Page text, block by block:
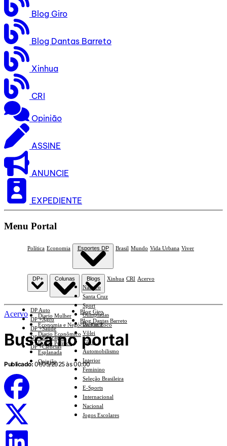
Blog Giro
Blog Dantas Barreto
Xinhua
CRI
Opinião
ASSINE
ANUNCIE
EXPEDIENTE
Menu Portal
Política Economia Esportes DP
Náutico
Santa Cruz
Sport
Olimpíadas
Basquete
Vôlei
Tênis
Automobilismo
Interior
Feminino
Seleção Brasileira
E-Sports
Internacional
Nacional
Jogos Escolares
Brasil Mundo Vida Urbana Viver
DP+
DP Auto
DP +Agro
DP +Saúde
DP +Educação
DP +Ciências
Colunas
Diario Mulher
Economia e Negócios Em Foco
Diario Econômico
Diario Político
Esplanada
Opinião
Blogs
Blog Giro
Blog Dantas Barreto
Xinhua CRI Acervo
Acervo
Busca no portal
Publicado: 01/05/2025 às 00:00